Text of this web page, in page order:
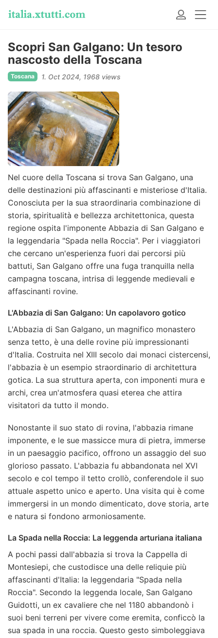
Scopri San Galgano: Un tesoro
nascosto della Toscana
Toscana 1. Oct 2024 1968 views
Nel cuore della Toscana si trova San Galgano, una
delle destinazioni più affascinanti e misteriose d'Italia.
Conosciuta per la sua straordinaria combinazione di
storia, spiritualità e bellezza architettonica, questa
regione ospita l'imponente Abbazia di San Galgano e
la leggendaria "Spada nella Roccia". Per i viaggiatori
che cercano un'esperienza fuori dai percorsi più
battuti, San Galgano offre una fuga tranquilla nella
campagna toscana, intrisa di leggende medievali e
affascinanti rovine.
L'Abbazia di San Galgano: Un capolavoro gotico
L'Abbazia di San Galgano, un magnifico monastero
senza tetto, è una delle rovine più impressionanti
d'Italia. Costruita nel XIII secolo dai monaci cistercensi,
l'abbazia è un esempio straordinario di architettura
gotica. La sua struttura aperta, con imponenti mura e
archi, crea un'atmosfera quasi eterea che attira
visitatori da tutto il mondo.
Nonostante il suo stato di rovina, l'abbazia rimane
imponente, e le sue massicce mura di pietra, immerse
in un paesaggio pacifico, offrono un assaggio del suo
glorioso passato. L'abbazia fu abbandonata nel XVI
secolo e col tempo il tetto crollò, conferendole il suo
attuale aspetto unico e aperto. Una visita qui è come
immergersi in un mondo dimenticato, dove storia, arte
e natura si fondono armoniosamente.
La Spada nella Roccia: La leggenda arturiana italiana
A pochi passi dall'abbazia si trova la Cappella di
Montesiepi, che custodisce una delle reliquie più
affascinanti d'Italia: la leggendaria "Spada nella
Roccia". Secondo la leggenda locale, San Galgano
Guidotti, un ex cavaliere che nel 1180 abbandonò i
suoi beni terreni per vivere come eremita, conficcò la
sua spada in una roccia. Questo gesto simboleggiava